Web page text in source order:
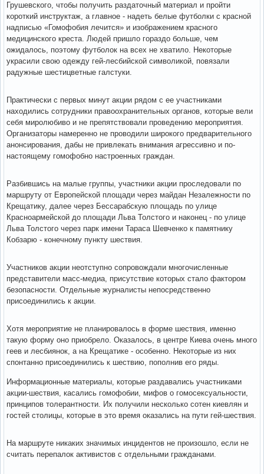
Грушевского, чтобы получить раздаточный материал и пройти
короткий инструктаж, а главное - надеть белые футболки с красной
надписью «Гомофобия лечится» и изображением красного
медицинского креста. Людей пришло гораздо больше, чем
ожидалось, поэтому футболок на всех не хватило. Некоторые
украсили свою одежду гей-лесбийской символикой, повязали
радужные шестицветные галстуки.
Практически с первых минут акции рядом с ее участниками
находились сотрудники правоохранительных органов, которые вели
себя миролюбиво и не препятствовали проведению мероприятия.
Организаторы намеренно не проводили широкого предварительного
анонсирования, дабы не привлекать внимания агрессивно и по-
настоящему гомофобно настроенных граждан.
Разбившись на малые группы, участники акции проследовали по
маршруту от Европейской площади через майдан Незалежности по
Крещатику, далее через Бессарабскую площадь по улице
Красноармейской до площади Льва Толстого и наконец - по улице
Льва Толстого через парк имени Тараса Шевченко к памятнику
Кобзарю - конечному пункту шествия.
Участников акции неотступно сопровождали многочисленные
представители масс-медиа, присутствие которых стало фактором
безопасности. Отдельные журналисты непосредственно
присоединились к акции.
Хотя мероприятие не планировалось в форме шествия, именно
такую форму оно приобрело. Оказалось, в центре Киева очень много
геев и лесбиянок, а на Крещатике - особенно. Некоторые из них
спонтанно присоединились к шествию, пополнив его ряды.
Информационные материалы, которые раздавались участниками
акции-шествия, касались гомофобии, мифов о гомосексуальности,
принципов толерантности. Их получили несколько сотен киевлян и
гостей столицы, которые в это время оказались на пути гей-шествия.
На маршруте никаких значимых инцидентов не произошло, если не
считать перепалок активистов с отдельными гражданами.